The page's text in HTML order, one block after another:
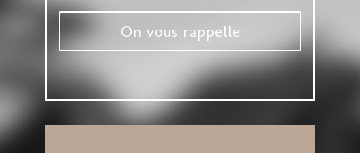
On vous rappelle